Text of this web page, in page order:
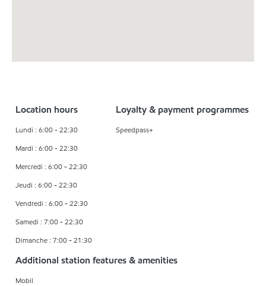
Location hours
Lundi : 6:00 - 22:30
Mardi : 6:00 - 22:30
Mercredi : 6:00 - 22:30
Jeudi : 6:00 - 22:30
Vendredi : 6:00 - 22:30
Samedi : 7:00 - 22:30
Dimanche : 7:00 - 21:30
Loyalty & payment programmes
Speedpass+
Additional station features & amenities
Mobil